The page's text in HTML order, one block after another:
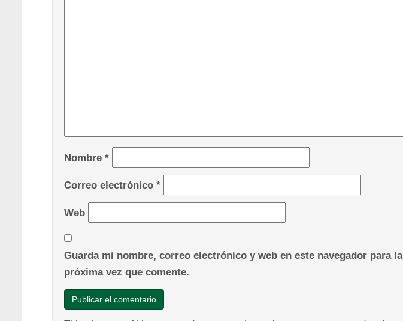
Nombre *
Correo electrónico *
Web
Guarda mi nombre, correo electrónico y web en este navegador para la
próxima vez que comente.